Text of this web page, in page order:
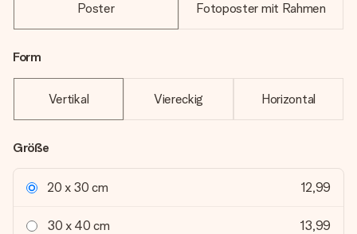
Poster Fotoposter mit Rahmen
Form
Vertikal Viereckig Horizontal
Größe
20 x 30 cm 12,99
30 x 40 cm 13,99